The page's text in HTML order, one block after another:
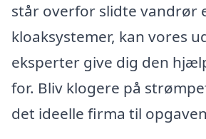
står overfor slidte vandrør
kloaksystemer, kan vores
eksperter give dig den
for. Bliv klogere på
det ideelle firma til